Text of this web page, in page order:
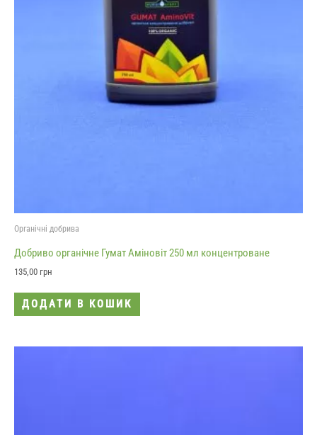
Органічні добрива
Добриво органічне Гумат Аміновіт 250 мл концентроване
135,00 грн
ДОДАТИ В КОШИК